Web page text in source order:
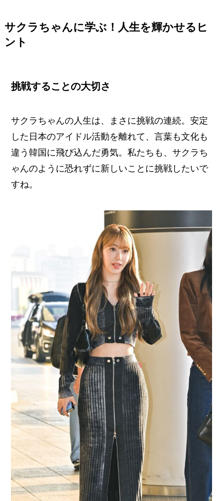
サクラちゃんに学ぶ！人生を輝かせるヒ
ント
挑戦することの大切さ
サクラちゃんの人生は、まさに挑戦の連続。安定
した日本のアイドル活動を離れて、言葉も文化も
違う韓国に飛び込んだ勇気。私たちも、サクラち
ゃんのように恐れずに新しいことに挑戦したいで
すね。